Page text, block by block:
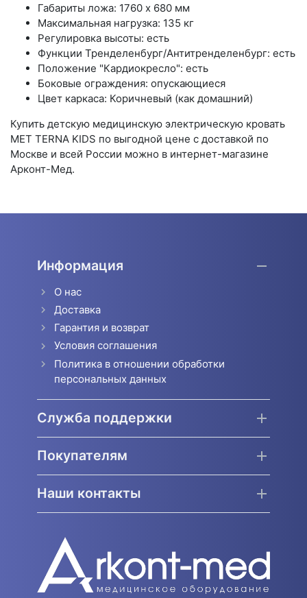
Габариты ложа: 1760 x 680 мм
Максимальная нагрузка: 135 кг
Регулировка высоты: есть
Функции Тренделенбург/Антитренделенбург: есть
Положение "Кардиокресло": есть
Боковые ограждения: опускающиеся
Цвет каркаса: Коричневый (как домашний)
Купить детскую медицинскую электрическую кровать
MET TERNA KIDS по выгодной цене с доставкой по
Москве и всей России можно в интернет-магазине
Арконт-Мед.
Информация
О нас
Доставка
Гарантия и возврат
Условия соглашения
Политика в отношении обработки
персональных данных
Служба поддержки
Покупателям
Наши контакты